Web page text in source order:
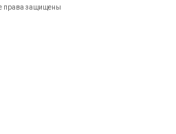
права защищены